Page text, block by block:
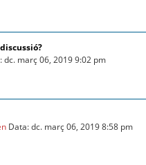
dc. març 06, 2019 9:02 pm
Data: dc. març 06, 2019 8:58 pm